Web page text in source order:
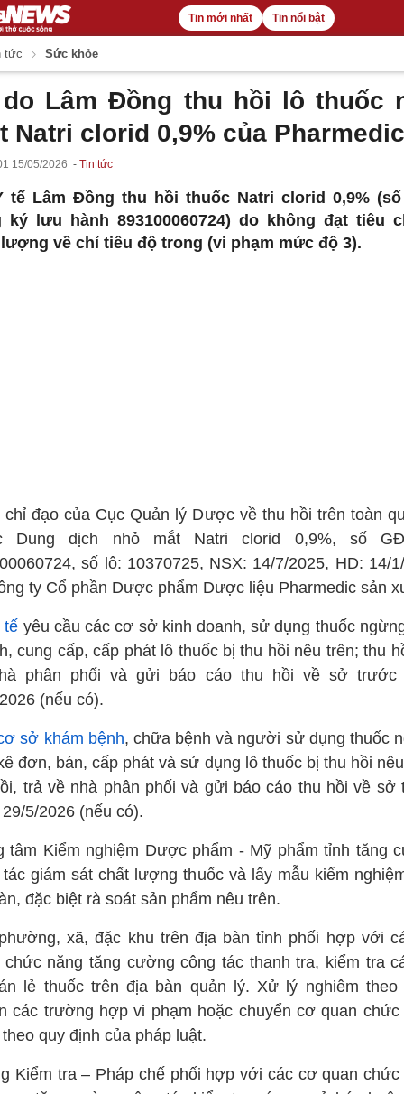
Tin mới nhất Tin nổi bật
tức Sức khỏe
Lâm Đồng thu hồi lô thuốc
Natri clorid 0,9% của Pharmedic
15/05/2026 Tin tức
tế Lâm Đồng thu hồi thuốc Natri clorid 0,9%
ký lưu hành 893100060724) do không đạt tiêu
về chỉ tiêu độ trong (vi phạm mức độ 3).
chỉ đạo của Cục Quản lý Dược về thu hồi trên toàn
Dung dịch nhỏ mắt Natri clorid 0,9%, số
số lô: 10370725, NSX: 14/7/2025, HD: 14/
ty Cổ phần Dược phẩm Dược liệu Pharmedic sản
tế yêu cầu các cơ sở kinh doanh, sử dụng thuốc
cung cấp, cấp phát lô thuốc bị thu hồi nêu trên; thu
phân phối và gửi báo cáo thu hồi về sở trước
(nếu có).
sở khám bệnh, chữa bệnh và người sử dụng thuốc
đơn, bán, cấp phát và sử dụng lô thuốc bị thu hồi
trả về nhà phân phối và gửi báo cáo thu hồi về sở
5/2026 (nếu có).
tâm Kiểm nghiệm Dược phẩm - Mỹ phẩm tỉnh tăng
tác giám sát chất lượng thuốc và lấy mẫu kiểm
đặc biệt rà soát sản phẩm nêu trên.
xã, đặc khu trên địa bàn tỉnh phối hợp với
chức năng tăng cường công tác thanh tra, kiểm tra
lẻ thuốc trên địa bàn quản lý. Xử lý nghiêm theo
các trường hợp vi phạm hoặc chuyển cơ quan chức
quy định của pháp luật.
Kiểm tra – Pháp chế phối hợp với các cơ quan chức